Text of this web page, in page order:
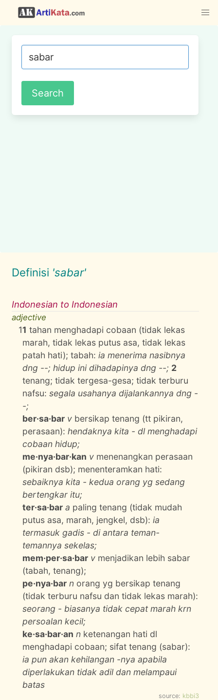
Definisi 'sabar'
Indonesian to Indonesian
adjective
11 tahan menghadapi cobaan (tidak lekas
marah, tidak lekas putus asa, tidak lekas
patah hati); tabah:ia menerima nasibnya
dng --; hidup ini dihadapinya dng --; 2
tenang; tidak tergesa-gesa; tidak terburu
nafsu:segala usahanya dijalankannya dng -
-;
ber·sa·bar v bersikap tenang (tt pikiran,
perasaan):hendaknya kita - dl menghadapi
cobaan hidup;
me·nya·bar·kan v menenangkan perasaan
(pikiran dsb); menenteramkan hati:
sebaiknya kita - kedua orang yg sedang
bertengkar itu;
ter·sa·bar a paling tenang (tidak mudah
putus asa, marah, jengkel, dsb):ia
termasuk gadis - di antara teman-
temannya sekelas;
mem·per·sa·bar v menjadikan lebih sabar
(tabah, tenang);
pe·nya·bar n orang yg bersikap tenang
(tidak terburu nafsu dan tidak lekas marah):
seorang - biasanya tidak cepat marah krn
persoalan kecil;
ke·sa·bar·an n ketenangan hati dl
menghadapi cobaan; sifat tenang (sabar):
ia pun akan kehilangan -nya apabila
diperlakukan tidak adil dan melampaui
batas
source: kbbi3